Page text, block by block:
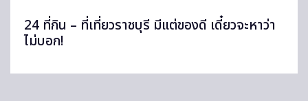
24 ที่กิน – ที่เที่ยวราชบุรี มีแต่ของดี เดี๋ยวจะหาว่า
ไม่บอก!